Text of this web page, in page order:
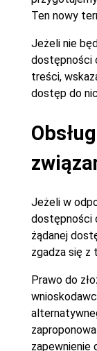
Ten nowy
Jeżeli nie
dostępności
treści,
dostęp do
Jeżeli w
dostępności
żądanej
zgadza się z
Prawo do
zapewnienie